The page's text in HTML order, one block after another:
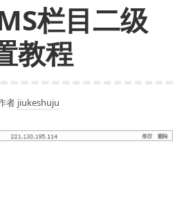
栏目二级
教程
者 jiukeshuju